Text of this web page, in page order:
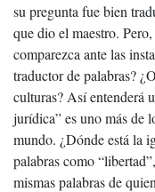
su pregunta fue bien
que dio el maestro.
comparezca ante las
traductor de palabras?
culturas? Así entenderá
jurídica” es uno más de
mundo. ¿Dónde está la
palabras como
mismas palabras de